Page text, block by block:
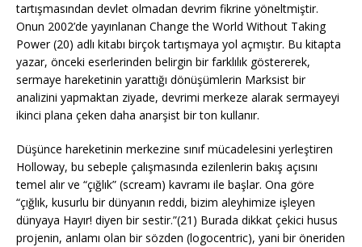
tartışmasından devlet olmadan devrim fikrine yöneltmiştir.
Onun 2002’de yayınlanan Change the World Without Taking
Power (20) adlı kitabı birçok tartışmaya yol açmıştır. Bu kitapta
yazar, önceki eserlerinden belirgin bir farklılık göstererek,
sermaye hareketinin yarattığı dönüşümlerin Marksist bir
analizini yapmaktan ziyade, devrimi merkeze alarak sermayeyi
ikinci plana çeken daha anarşist bir ton kullanır.
Düşünce hareketinin merkezine sınıf mücadelesini yerleştiren
Holloway, bu sebeple çalışmasında ezilenlerin bakış açısını
temel alır ve “çığlık” (scream) kavramı ile başlar. Ona göre
“çığlık, kusurlu bir dünyanın reddi, bizim aleyhimize işleyen
dünyaya Hayır! diyen bir sestir.”(21) Burada dikkat çekici husus
projenin, anlamı olan bir sözden (logocentric), yani bir öneriden